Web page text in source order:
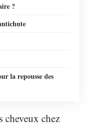
?
la repousse des
cheveux chez